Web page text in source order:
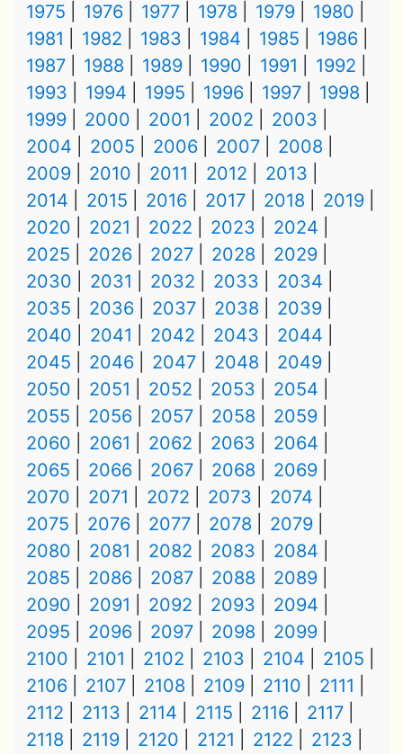
1975
1976 1977 1978 1979
1980
1981
1982 1983 1984 1985
1986
1987
1988 1989 1990 1991
1992
1993
1994 1995 1996 1997
1998
1999
2000 2001 2002
2003
2004
2005 2006 2007
2008
2009
2010 2011 2012
2013
2014
2015 2016 2017 2018
2019
2020
2021 2022 2023
2024
2025
2026 2027 2028
2029
2030
2031 2032 2033
2034
2035
2036 2037 2038
2039
2040
2041 2042 2043
2044
2045
2046 2047 2048
2049
2050
2051 2052 2053
2054
2055
2056 2057 2058
2059
2060
2061 2062 2063
2064
2065
2066 2067 2068
2069
2070
2071 2072 2073
2074
2075
2076 2077 2078
2079
2080
2081 2082 2083
2084
2085
2086 2087 2088
2089
2090
2091 2092 2093
2094
2095
2096 2097 2098
2099
2100
2101 2102 2103 2104
2105
2106
2107 2108 2109 2110
2111
2112
2113 2114 2115 2116
2117
2118
2119 2120 2121 2122 2123